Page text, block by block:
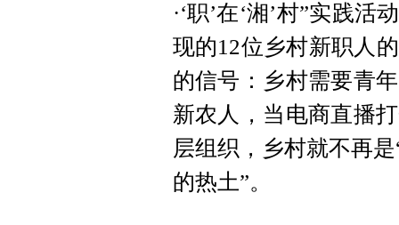
·‘职’在‘湘’村”实践
现的12位乡村新职人
的信号：乡村需要青
新农人，当电商直播
层组织，乡村就不再
的热土”。